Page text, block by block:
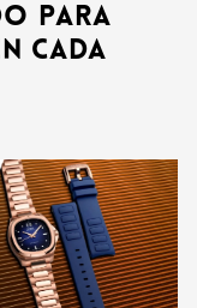
para
cada